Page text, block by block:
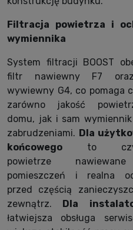
Filtracja powietrza i
wymiennika
System filtracji BOOST
filtr nawiewny F7
wywiewny G4, co pomaga
zarówno jakość
domu, jak i sam
zabrudzeniami. Dla
końcowego to
powietrze
pomieszczeń i realna
przed częścią
zewnątrz. Dla
łatwiejsza obsługa